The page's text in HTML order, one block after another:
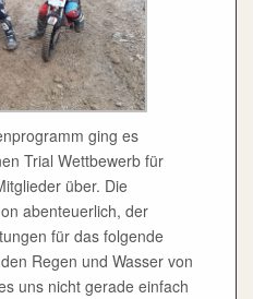
ging es
Trial Wettbewerb für
über. Die
abenteuerlich, der
für das folgende
Regen und Wasser von
uns nicht gerade einfach